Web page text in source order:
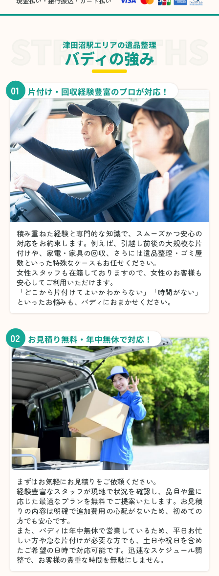
津田沼駅エリアの遺品整理
バディの強み
01 片付け・回収経験豊富のプロが対応！
積み重ねた経験と専門的な知識で、スムーズかつ安心の
対応をお約束します。例えば、引越し前後の大規模な片
付けや、家電・家具の回収、さらには遺品整理・ゴミ屋
敷といった特殊なケースもお任せください。
女性スタッフも在籍しておりますので、女性のお客様も
安心してご利用いただけます。
「どこから片付けてよいかわからない」「時間がない」
といったお悩みも、バディにおまかせください。
02 お見積り無料・年中無休で対応！
まずはお気軽にお見積りをご依頼ください。
経験豊富なスタッフが現地で状況を確認し、品目や量に
応じた最適なプランを無料でご提案いたします。お見積
りの内容は明確で追加費用の心配がないため、初めての
方でも安心です。
また、バディは年中無休で営業しているため、平日お忙
しい方や急な片付けが必要な方でも、土日や祝日を含め
たご希望の日時で対応可能です。迅速なスケジュール調
整で、お客様の貴重な時間を無駄にしません。